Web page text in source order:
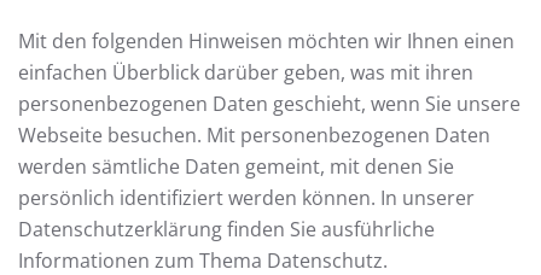
Mit den folgenden Hinweisen möchten wir Ihnen einen
einfachen Überblick darüber geben, was mit ihren
personenbezogenen Daten geschieht, wenn Sie unsere
Webseite besuchen. Mit personenbezogenen Daten
werden sämtliche Daten gemeint, mit denen Sie
persönlich identifiziert werden können. In unserer
Datenschutzerklärung finden Sie ausführliche
Informationen zum Thema Datenschutz.